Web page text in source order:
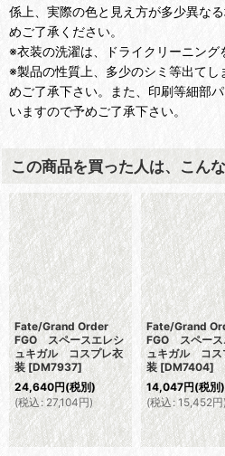
係上、実際の色と見え方が多少異な
めご了承ください。
※衣装の洗濯は、ドライクリーニング
※製品の性質上、多少のシミ等出て
めご了承下さい。また、印刷等細部
いますので予めご了承下さい。
この商品を買った人は、こん
Fate/Grand Order
FGO スペースエレシ
ュキガル コスプレ衣
装 [DM7937]
24,640円(税別)
(税込 : 27,104円)
Fate/Grand
FGO スペース
ュキガル コス
装 [DM7404]
14,047円(税別)
(税込 : 15,452円)